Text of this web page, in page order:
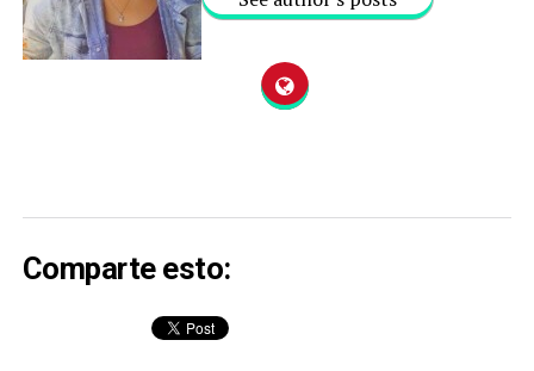
Comparte esto: